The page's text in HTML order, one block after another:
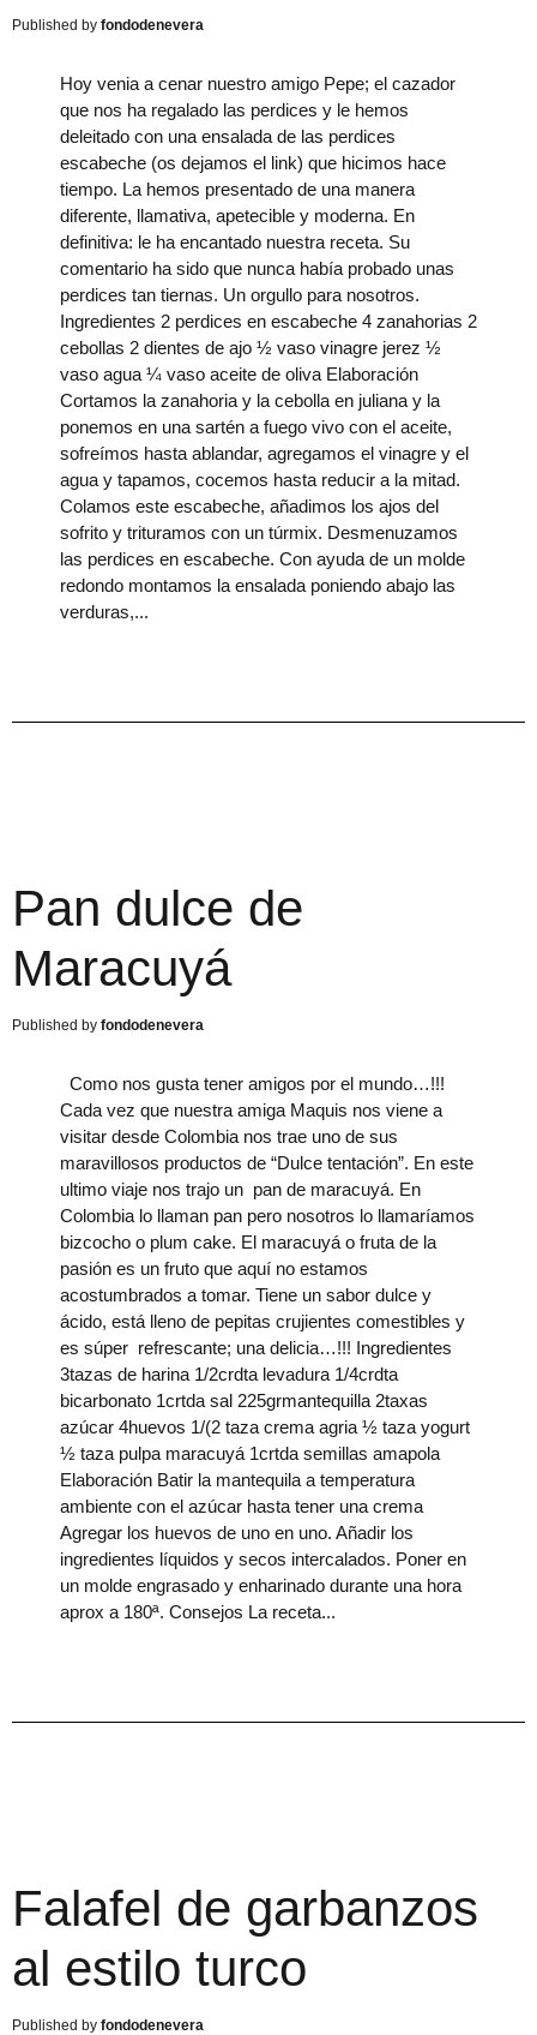
fondodenevera
Hoy venia a cenar nuestro amigo Pepe; el cazador
que nos ha regalado las perdices y le hemos
deleitado con una ensalada de las perdices
escabeche (os dejamos el link) que hicimos hace
tiempo. La hemos presentado de una manera
diferente, llamativa, apetecible y moderna. En
definitiva: le ha encantado nuestra receta. Su
comentario ha sido que nunca había probado unas
perdices tan tiernas. Un orgullo para nosotros.
Ingredientes 2 perdices en escabeche 4 zanahorias 2
cebollas 2 dientes de ajo ½ vaso vinagre jerez ½
vaso agua ¼ vaso aceite de oliva Elaboración
Cortamos la zanahoria y la cebolla en juliana y la
ponemos en una sartén a fuego vivo con el aceite,
sofreímos hasta ablandar, agregamos el vinagre y el
agua y tapamos, cocemos hasta reducir a la mitad.
Colamos este escabeche, añadimos los ajos del
sofrito y trituramos con un túrmix. Desmenuzamos
las perdices en escabeche. Con ayuda de un molde
redondo montamos la ensalada poniendo abajo las
verduras,
Pan dulce de
Maracuyá
fondodenevera
Como nos gusta tener amigos por el mundo…!!!
Cada vez que nuestra amiga Maquis nos viene a
visitar desde Colombia nos trae uno de sus
maravillosos productos de “Dulce tentación”. En este
ultimo viaje nos trajo un pan de maracuyá. En
Colombia lo llaman pan pero nosotros lo llamaríamos
bizcocho o plum cake. El maracuyá o fruta de la
pasión es un fruto que aquí no estamos
acostumbrados a tomar. Tiene un sabor dulce y
ácido, está lleno de pepitas crujientes comestibles y
es súper refrescante; una delicia…!!! Ingredientes
3tazas de harina 1/2crdta levadura 1/4crdta
bicarbonato 1crtda sal 225grmantequilla 2taxas
azúcar 4huevos 1/(2 taza crema agria ½ taza yogurt
½ taza pulpa maracuyá 1crtda semillas amapola
Elaboración Batir la mantequila a temperatura
ambiente con el azúcar hasta tener una crema
Agregar los huevos de uno en uno. Añadir los
ingredientes líquidos y secos intercalados. Poner en
un molde engrasado y enharinado durante una hora
aprox a 180ª. Consejos La receta
Falafel de garbanzos
al estilo turco
fondodenevera